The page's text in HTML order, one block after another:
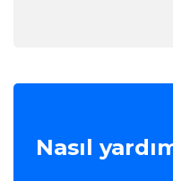
Nasıl